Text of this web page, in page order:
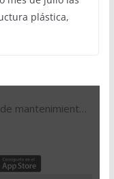
plástica,